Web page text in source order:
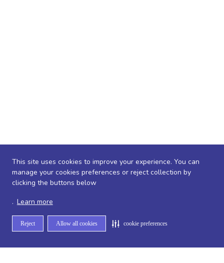
This site uses cookies to improve your experience. You can
manage your cookies preferences or reject collection by
clicking the buttons below
. Learn more
Reject Allow all cookies cookie preferences